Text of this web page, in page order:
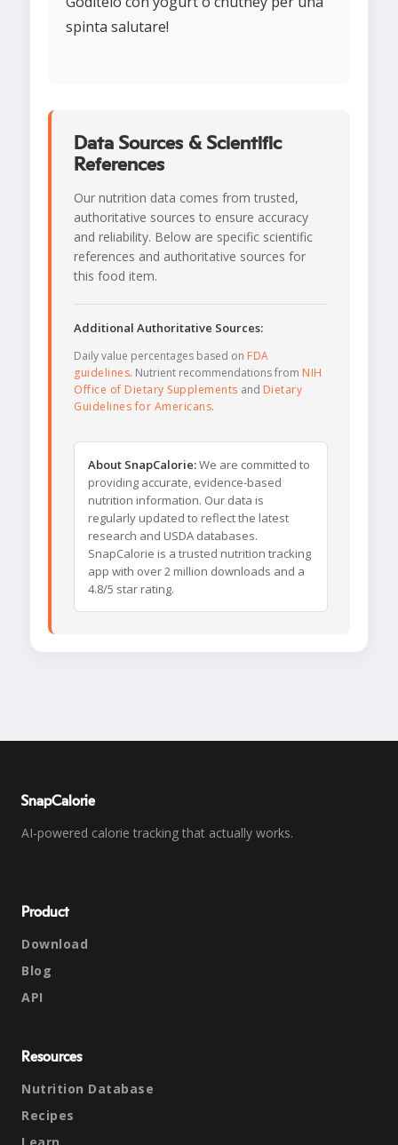
spinta salutare!
Data Sources & Scientific
References
Our nutrition data comes from trusted,
authoritative sources to ensure accuracy
and reliability. Below are specific scientific
references and authoritative sources for
this food item.
Additional Authoritative Sources:
Daily value percentages based on FDA
guidelines. Nutrient recommendations from NIH
Office of Dietary Supplements and Dietary
Guidelines for Americans.
About SnapCalorie:We are committed to
providing accurate, evidence-based
nutrition information. Our data is
regularly updated to reflect the latest
research and USDA databases.
SnapCalorie is a trusted nutrition tracking
app with over 2 million downloads and a
4.8/5 star rating.
SnapCalorie
AI-powered calorie tracking that actually works.
Product
Download
Blog
API
Resources
Nutrition Database
Recipes